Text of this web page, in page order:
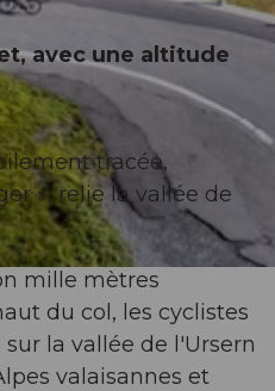
avec une altitude
tracée,
», relie la vallée de
mille mètres
du col, les cyclistes
la vallée de l'Ursern
valaisannes et